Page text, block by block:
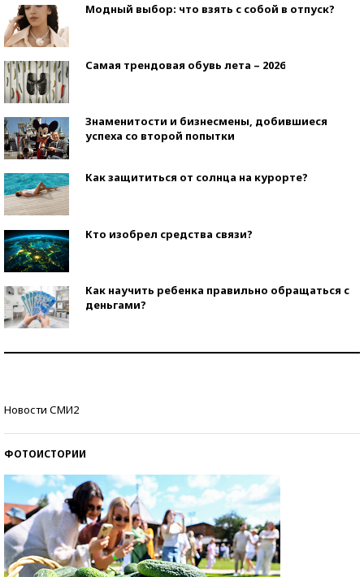
Модный выбор: что взять с собой в отпуск?
Самая трендовая обувь лета – 2026
Знаменитости и бизнесмены, добившиеся
успеха со второй попытки
Как защититься от солнца на курорте?
Кто изобрел средства связи?
Как научить ребенка правильно обращаться с
деньгами?
Новости СМИ2
ФОТОИСТОРИИ